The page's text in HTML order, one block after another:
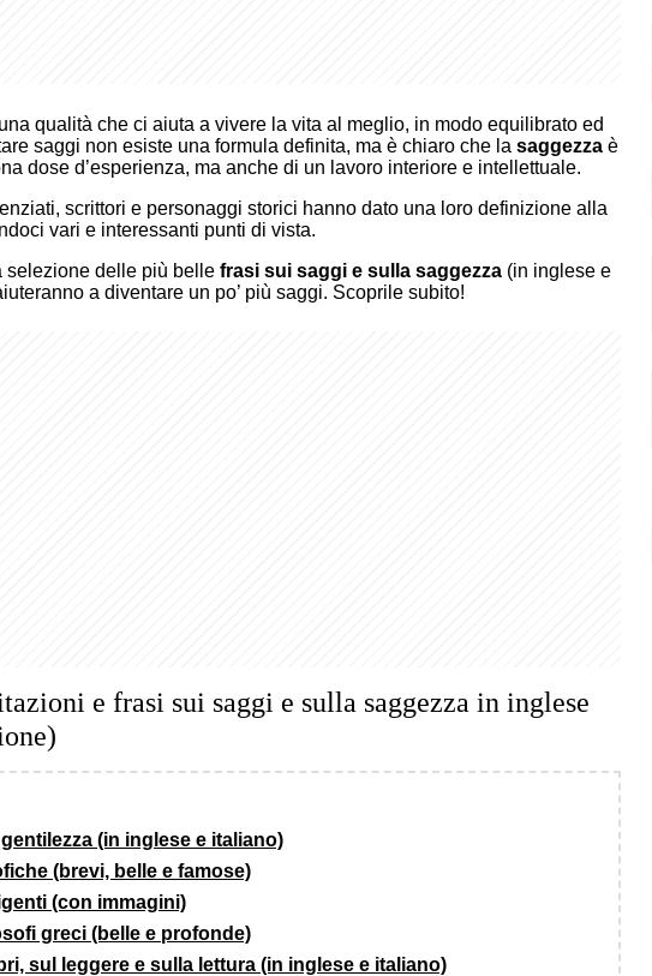
qualità che ci aiuta a vivere la vita al meglio, in modo equilibrato ed
saggi non esiste una formula definita, ma è chiaro che la saggezza è
dose d’esperienza, ma anche di un lavoro interiore e intellettuale.
scrittori e personaggi storici hanno dato una loro definizione alla
vari e interessanti punti di vista.
selezione delle più belle frasi sui saggi e sulla saggezza (in inglese e
a diventare un po’ più saggi. Scoprile subito!
e frasi sui saggi e sulla saggezza in inglese
(in inglese e italiano)
(brevi, belle e famose)
(con immagini)
greci (belle e profonde)
sul leggere e sulla lettura (in inglese e italiano)